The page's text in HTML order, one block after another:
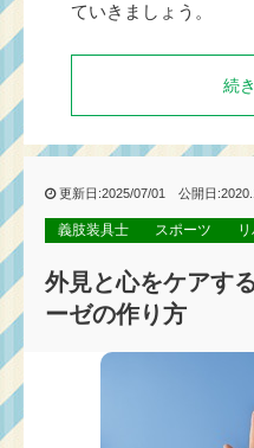
ていきましょう。
続
更新日:2025/07/01 公開日
義肢装具士 スポーツ
外見と心をケアす
ーゼの作り方